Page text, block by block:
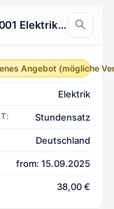
T-ELEK-09.25-000001 Elektrik, Deutschland
Angebot (mögliche
Elektrik
Stundensatz
Deutschland
from: 15.09.2025
38,00 €